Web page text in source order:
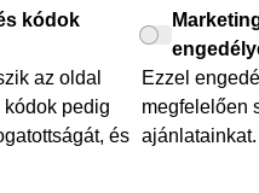
kódok
az oldal
kódok pedig
és
Ezzel
megfelelően
ajánlatainkat.